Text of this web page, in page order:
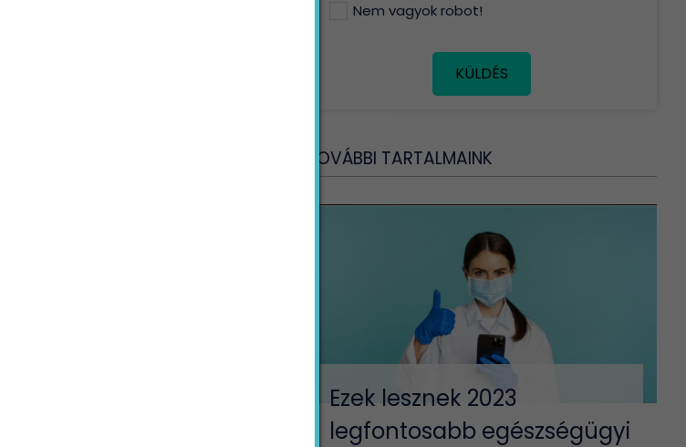
az új betegek megtaláljanak. A
folyamata, hogy az új
Másodszor, a blog létrehozása
a betegek oktatására és
A "csináld magad" (DIY)
és könnyen használható
weboldaltervezés elemei
lévő sima kialakítás kevésbé
számos olyan elem és
eredményességet
valódi eredményeket
egészségügyi
marketinged
rendelkezik az egészségügy
fel
Nem vagyok robot!
KÜLDÉS
TOVÁBBI TARTALMAINK
Ezek lesznek 2023
legfontosabb egészségügyi